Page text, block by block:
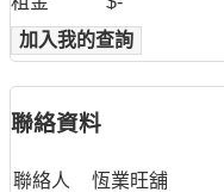
加入我的查詢
聯絡資料
聯絡人
恆業旺舖